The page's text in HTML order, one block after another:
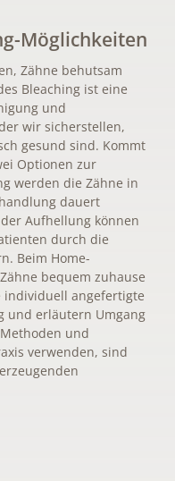
Möglichkeiten
Zähne behutsam
Bleaching ist eine
und
wir sicherstellen,
gesund sind. Kommt
Optionen zur
werden die Zähne in
dauert
Aufhellung können
durch die
Beim Home-
bequem zuhause
individuell angefertigte
und erläutern Umgang
und
verwenden, sind